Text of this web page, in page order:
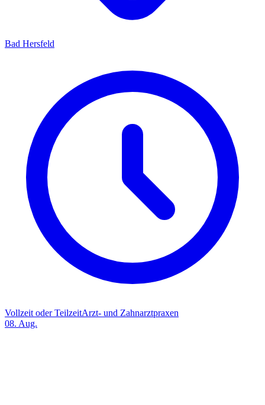
Bad Hersfeld
Vollzeit oder TeilzeitArzt- und Zahnarztpraxen
08. Aug.